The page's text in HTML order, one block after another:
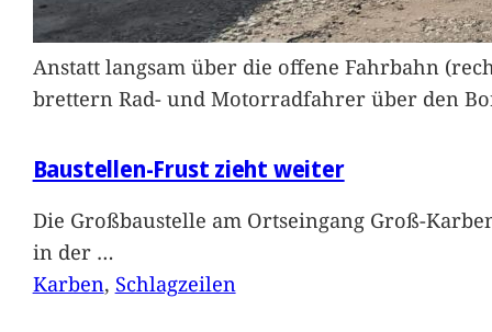
Anstatt langsam über die offene Fahrbahn
brettern Rad- und Motorradfahrer über den
Baustellen-Frust zieht weiter
Die Großbaustelle am Ortseingang Groß-
in der …
Karben, Schlagzeilen